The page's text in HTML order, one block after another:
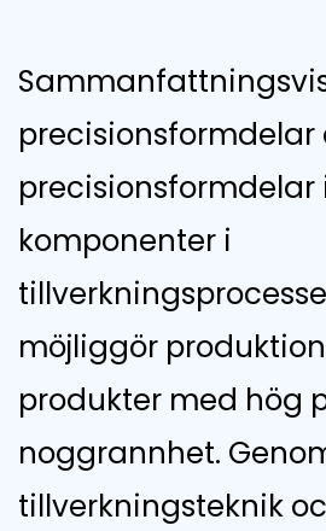
precisionsformdelar
komponenter i
möjliggör
produkter med hög
noggrannhet.
tillverkningsteknik